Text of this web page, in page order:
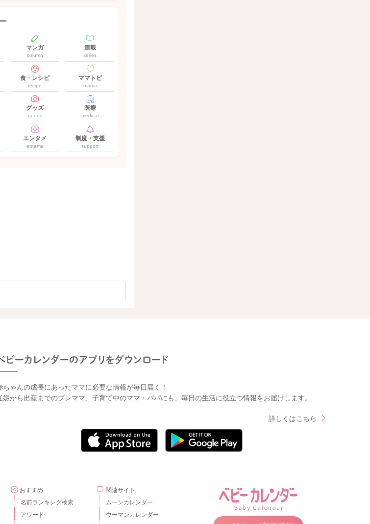
マンガ
column
連載
series
食・レシピ
recipe
ママトピ
mama
グッズ
goods
医療
medical
エンタメ
entame
制度・支援
support
ちゃんの成長にあったママに必要な情報が毎日届く！
娠から出産までのプレママ、子育て中のママ・パパにも、毎日の生活に役立つ情報をお届けします。
詳しくはこちら
おすすめ
名前ランキング検索
アワード
関連サイト
ムーンカレンダー
ウーマンカレンダー